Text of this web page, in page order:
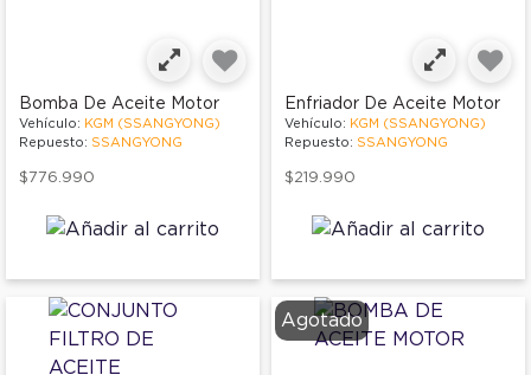
Bomba De Aceite Motor
Vehículo: KGM (SSANGYONG)
Repuesto: SSANGYONG
$776.990
Enfriador De Aceite Motor
Vehículo: KGM (SSANGYONG)
Repuesto: SSANGYONG
$219.990
Agotado